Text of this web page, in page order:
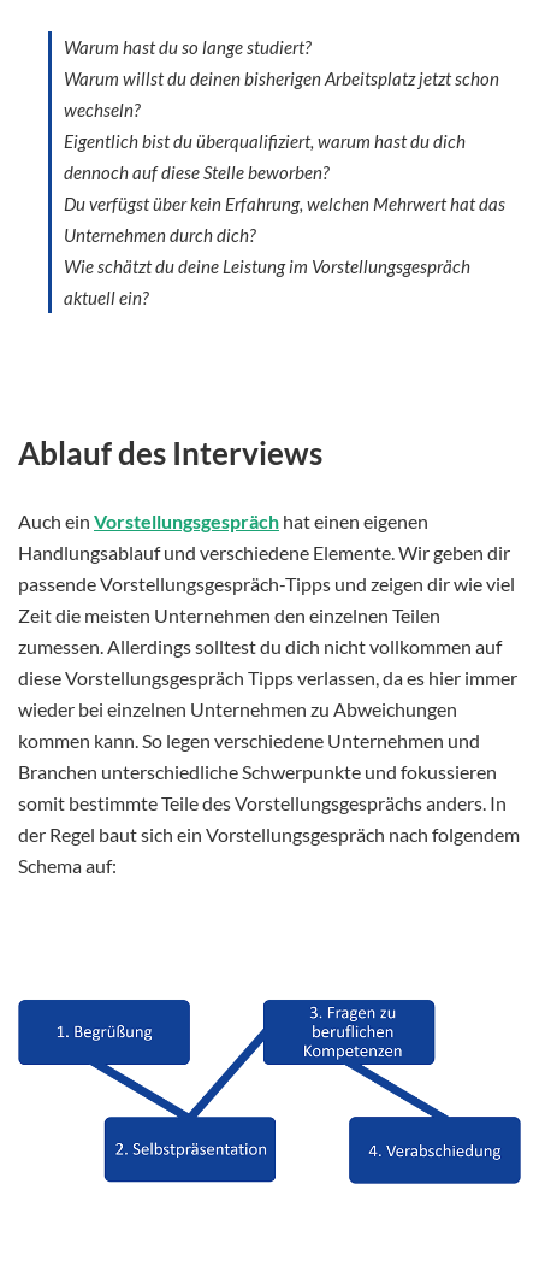
Warum hast du so lange studiert?
Warum willst du deinen bisherigen Arbeitsplatz jetzt schon
wechseln?
Eigentlich bist du überqualifiziert, warum hast du dich
dennoch auf diese Stelle beworben?
Du verfügst über kein Erfahrung, welchen Mehrwert hat das
Unternehmen durch dich?
Wie schätzt du deine Leistung im Vorstellungsgespräch
aktuell ein?
Ablauf des Interviews
Auch ein Vorstellungsgespräch hat einen eigenen
Handlungsablauf und verschiedene Elemente. Wir geben dir
passende Vorstellungsgespräch-Tipps und zeigen dir wie viel
Zeit die meisten Unternehmen den einzelnen Teilen
zumessen. Allerdings solltest du dich nicht vollkommen auf
diese Vorstellungsgespräch Tipps verlassen, da es hier immer
wieder bei einzelnen Unternehmen zu Abweichungen
kommen kann. So legen verschiedene Unternehmen und
Branchen unterschiedliche Schwerpunkte und fokussieren
somit bestimmte Teile des Vorstellungsgesprächs anders. In
der Regel baut sich ein Vorstellungsgespräch nach folgendem
Schema auf: